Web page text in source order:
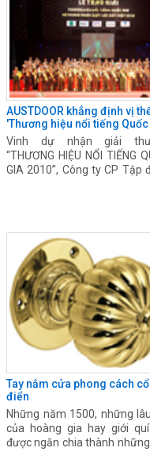
AUSTDOOR khẳng định vị
'Thương hiệu nổi tiếng
Vinh dự nhận giải
“THƯƠNG HIỆU NỔI TIẾNG
GIA 2010”, Công ty CP Tập
Tay nắm cửa phong cách cổ
điển
Những năm 1500, những
của hoàng gia hay giới
được ngăn chia thành